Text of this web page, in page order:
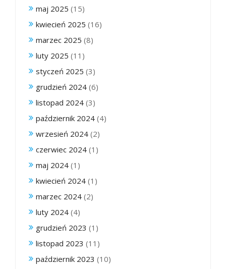
maj 2025 (15)
kwiecień 2025 (16)
marzec 2025 (8)
luty 2025 (11)
styczeń 2025 (3)
grudzień 2024 (6)
listopad 2024 (3)
październik 2024 (4)
wrzesień 2024 (2)
czerwiec 2024 (1)
maj 2024 (1)
kwiecień 2024 (1)
marzec 2024 (2)
luty 2024 (4)
grudzień 2023 (1)
listopad 2023 (11)
październik 2023 (10)